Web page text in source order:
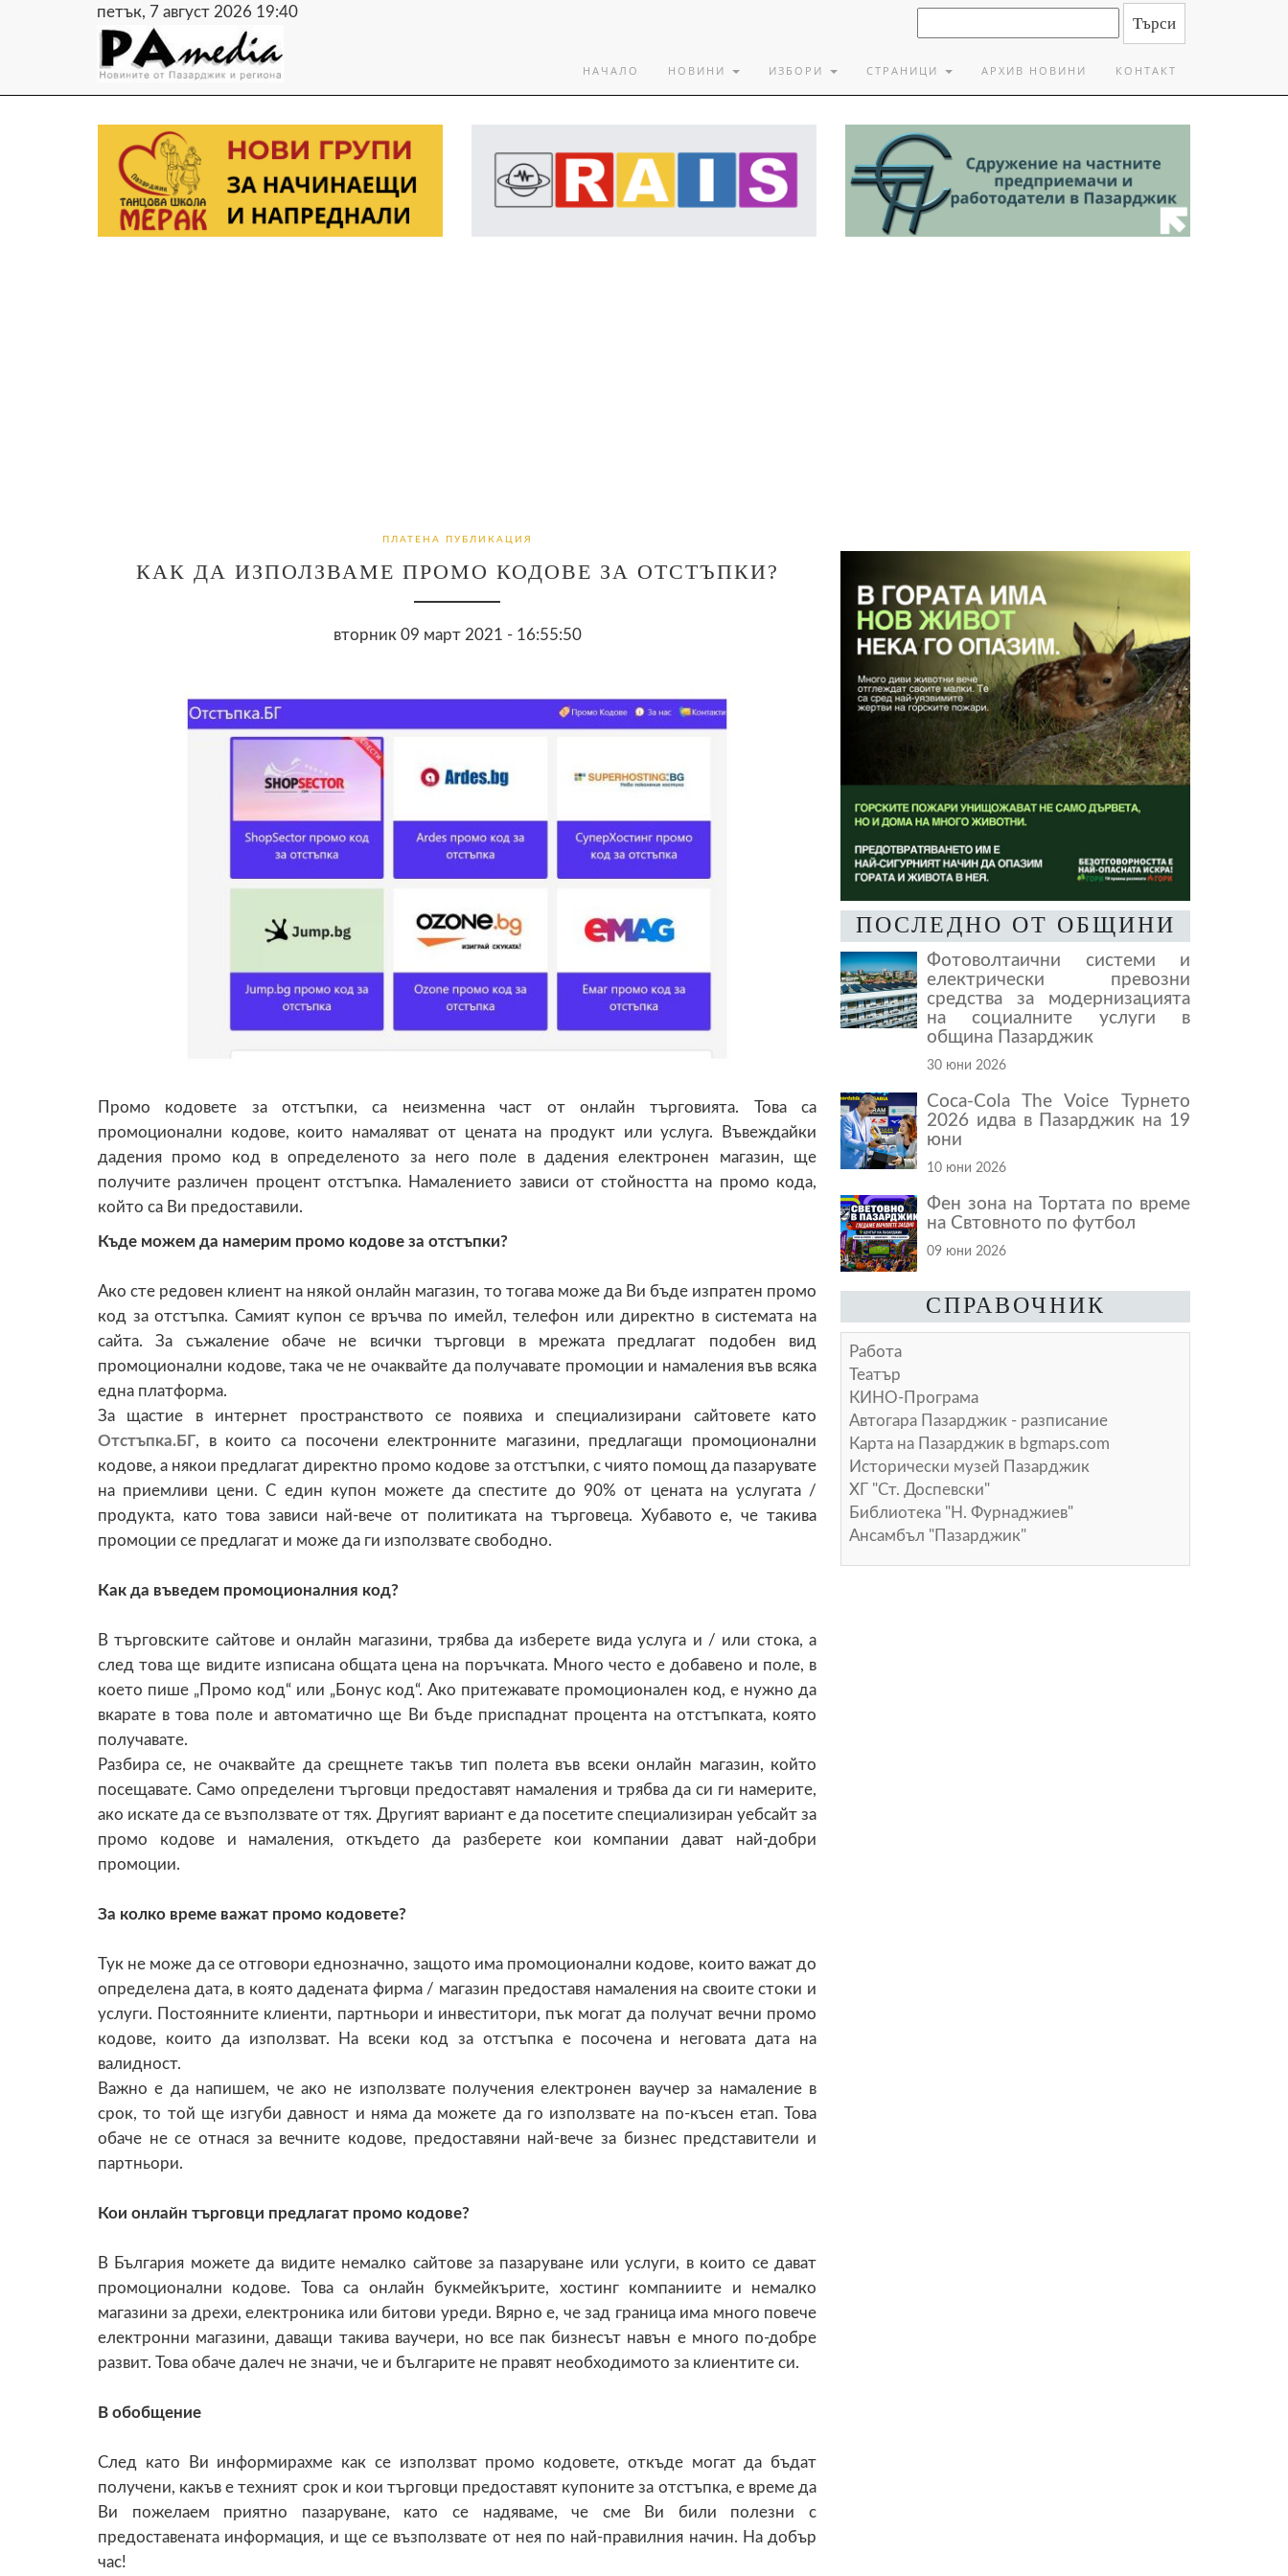
петък, 7 август 2026 19:40
НАЧАЛО НОВИНИ ИЗБОРИ СТРАНИЦИ АРХИВ НОВИНИ КОНТАКТ
ПЛАТЕНА ПУБЛИКАЦИЯ
КАК ДА ИЗПОЛЗВАМЕ ПРОМО КОДОВЕ ЗА ОТСТЪПКИ?
вторник 09 март 2021 - 16:55:50
Промо кодовете за отстъпки, са неизменна част от онлайн търговията. Това са
промоционални кодове, които намаляват от цената на продукт или услуга. Въвеждайки
дадения промо код в определеното за него поле в дадения електронен магазин, ще
получите различен процент отстъпка. Намалението зависи от стойността на промо кода,
който са Ви предоставили.
Къде можем да намерим промо кодове за отстъпки?
Ако сте редовен клиент на някой онлайн магазин, то тогава може да Ви бъде изпратен промо
код за отстъпка. Самият купон се връчва по имейл, телефон или директно в системата на
сайта. За съжаление обаче не всички търговци в мрежата предлагат подобен вид
промоционални кодове, така че не очаквайте да получавате промоции и намаления във всяка
една платформа.
За щастие в интернет пространството се появиха и специализирани сайтовете като
Отстъпка.БГ, в които са посочени електронните магазини, предлагащи промоционални
кодове, а някои предлагат директно промо кодове за отстъпки, с чиято помощ да пазарувате
на приемливи цени. С един купон можете да спестите до 90% от цената на услугата /
продукта, като това зависи най-вече от политиката на търговеца. Хубавото е, че такива
промоции се предлагат и може да ги използвате свободно.
Как да въведем промоционалния код?
В търговските сайтове и онлайн магазини, трябва да изберете вида услуга и / или стока, а
след това ще видите изписана общата цена на поръчката. Много често е добавено и поле, в
което пише „Промо код“ или „Бонус код“. Ако притежавате промоционален код, е нужно да
вкарате в това поле и автоматично ще Ви бъде приспаднат процента на отстъпката, която
получавате.
Разбира се, не очаквайте да срещнете такъв тип полета във всеки онлайн магазин, който
посещавате. Само определени търговци предоставят намаления и трябва да си ги намерите,
ако искате да се възползвате от тях. Другият вариант е да посетите специализиран уебсайт за
промо кодове и намаления, откъдето да разберете кои компании дават най-добри
промоции.
За колко време важат промо кодовете?
Тук не може да се отговори еднозначно, защото има промоционални кодове, които важат до
определена дата, в която дадената фирма / магазин предоставя намаления на своите стоки и
услуги. Постоянните клиенти, партньори и инвеститори, пък могат да получат вечни промо
кодове, които да използват. На всеки код за отстъпка е посочена и неговата дата на
валидност.
Важно е да напишем, че ако не използвате получения електронен ваучер за намаление в
срок, то той ще изгуби давност и няма да можете да го използвате на по-късен етап. Това
обаче не се отнася за вечните кодове, предоставяни най-вече за бизнес представители и
партньори.
Кои онлайн търговци предлагат промо кодове?
В България можете да видите немалко сайтове за пазаруване или услуги, в които се дават
промоционални кодове. Това са онлайн букмейкърите, хостинг компаниите и немалко
магазини за дрехи, електроника или битови уреди. Вярно е, че зад граница има много повече
електронни магазини, даващи такива ваучери, но все пак бизнесът навън е много по-добре
развит. Това обаче далеч не значи, че и българите не правят необходимото за клиентите си.
В обобщение
След като Ви информирахме как се използват промо кодовете, откъде могат да бъдат
получени, какъв е техният срок и кои търговци предоставят купоните за отстъпка, е време да
Ви пожелаем приятно пазаруване, като се надяваме, че сме Ви били полезни с
предоставената информация, и ще се възползвате от нея по най-правилния начин. На добър
час!
ПОСЛЕДНО ОТ ОБЩИНИ
Фотоволтаични системи и
електрически превозни
средства за модернизацията
на социалните услуги в
община Пазарджик
30 юни 2026
Coca-Cola The Voice Турнето
2026 идва в Пазарджик на 19
юни
10 юни 2026
Фен зона на Тортата по време
на Свтовното по футбол
09 юни 2026
СПРАВОЧНИК
Работа
Театър
КИНО-Програма
Автогара Пазарджик - разписание
Карта на Пазарджик в bgmaps.com
Исторически музей Пазарджик
ХГ "Ст. Доспевски"
Библиотека "Н. Фурнаджиев"
Ансамбъл "Пазарджик"